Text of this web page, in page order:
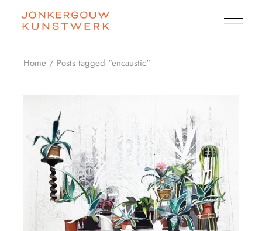
content
Home Posts tagged "encaustic"